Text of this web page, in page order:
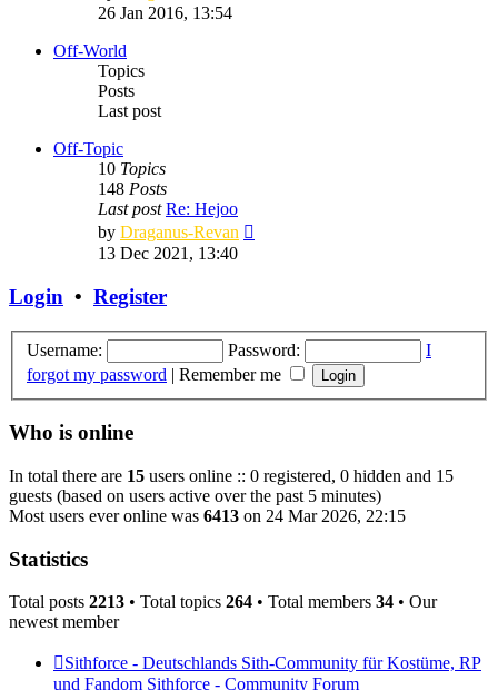
26 Jan 2016, 13:54
Off-World
Topics
Posts
Last post
Off-Topic
10 Topics
148 Posts
Last post Re: Hejoo
by Draganus-Revan
13 Dec 2021, 13:40
Login • Register
Username: Password:
I
forgot my password | Remember me
Who is online
In total there are 15 users online :: 0 registered, 0 hidden and 15
guests (based on users active over the past 5 minutes)
Most users ever online was 6413 on 24 Mar 2026, 22:15
Statistics
Total posts 2213 • Total topics 264 • Total members 34 • Our
newest member
Sithforce - Deutschlands Sith-Community für Kostüme, RP
und Fandom Sithforce - Community Forum